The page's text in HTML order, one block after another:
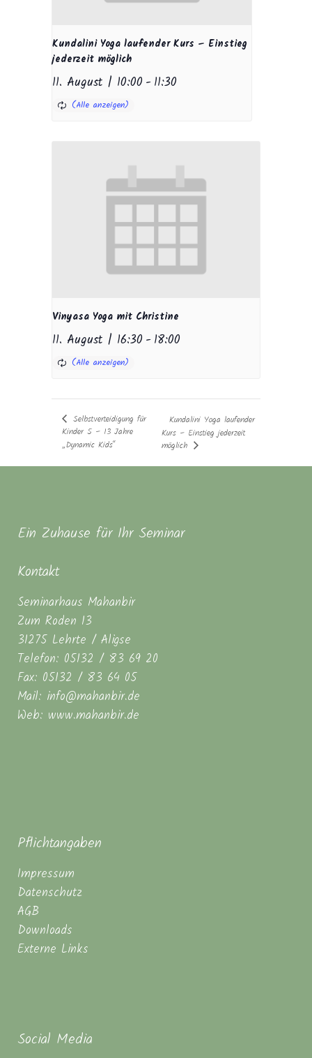
Kundalini Yoga laufender Kurs – Einstieg
jederzeit möglich
11. August | 10:00 -11:30
Vinyasa Yoga mit Christine
11. August | 16:30 -18:00
Selbstverteidigung für
Kinder 5 – 13 Jahre
„Dynamic Kids“
Kundalini Yoga laufender
Kurs – Einstieg jederzeit
möglich
Ein Zuhause für Ihr Seminar
Kontakt
Seminarhaus Mahanbir
Zum Roden 13
31275 Lehrte / Aligse
Telefon: 05132 / 83 69 20
Fax: 05132 / 83 64 05
Mail: info@mahanbir.de
Web: www.mahanbir.de
Pflichtangaben
Impressum
Datenschutz
AGB
Downloads
Externe Links
Social Media